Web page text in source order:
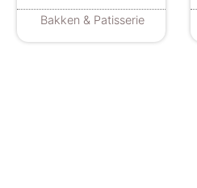
Bakken & Patisserie